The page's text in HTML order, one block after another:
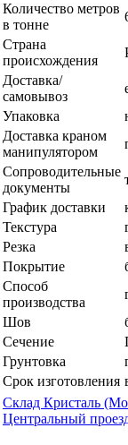
Количество метров
в тонне
Страна
происхождения
Доставка/
самовывоз
Упаковка
Доставка краном
манипулятором
Сопроводительные
документы
График доставки
Текстура
Резка
Покрытие
Способ
производства
Шов
Сечение
Грунтовка
Срок изготовления
Склад Кристаль
Центральный